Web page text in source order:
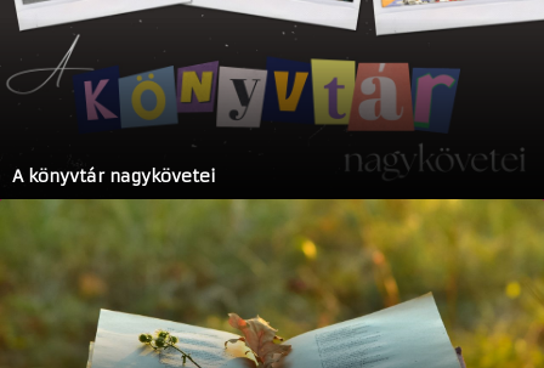
A könyvtár nagykövetei